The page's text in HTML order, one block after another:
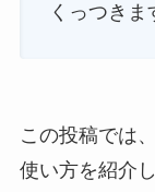
くっつきま
この投稿では
使い方を紹介